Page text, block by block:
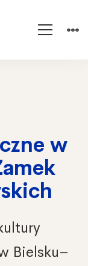
w
Bielsku–